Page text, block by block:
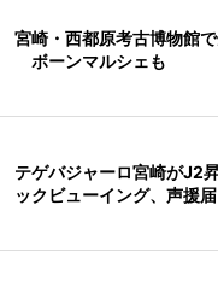
宮崎・西都原考古博物館で
ボーンマルシェも
テゲバジャーロ宮崎がJ2
ックビューイング、声援